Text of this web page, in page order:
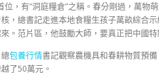
，有“洞庭糧倉”之稱。春分剛過，萬物
，總書記走進本地食糧生孩子萬畝綜合
。范片區，他鼓勵大師，要真正把中國
包養行情書記觀察農機具和春耕物質預
了50萬元。